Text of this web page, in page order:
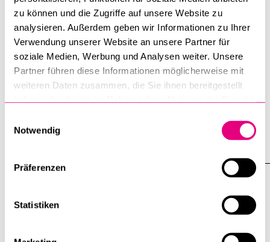
zu können und die Zugriffe auf unsere Website zu
analysieren. Außerdem geben wir Informationen zu Ihrer
Verwendung unserer Website an unsere Partner für
soziale Medien, Werbung und Analysen weiter. Unsere
Partner führen diese Informationen möglicherweise mit
weiteren Daten zusammen, die Sie ihnen bereitgestellt
Notwendig
Präferenzen
Statistiken
Die Rechtswissenschaftliche Fakultät
stellt sich vor
6. April 2017